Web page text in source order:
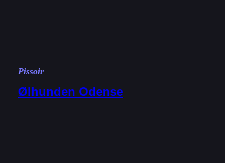
Pissoir
Ølhunden Odense